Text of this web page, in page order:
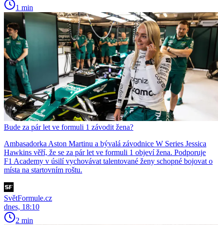
1 min
Bude za pár let ve formuli 1 závodit žena?
Ambasadorka Aston Martinu a bývalá závodnice W Series Jessica
Hawkins věří, že se za pár let ve formuli 1 objeví žena. Podporuje
F1 Academy v úsilí vychovávat talentované ženy schopné bojovat o
místa na startovním roštu.
SvětFormule.cz
dnes, 18:10
2 min